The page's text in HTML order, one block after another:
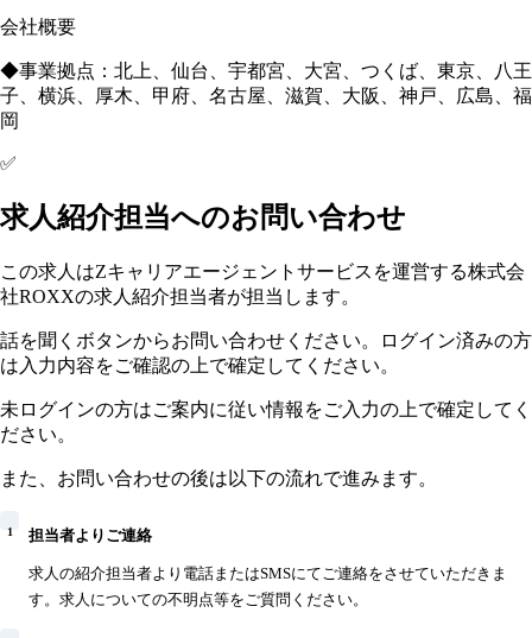
会社概要
◆事業拠点：北上、仙台、宇都宮、大宮、つくば、東京、八王
子、横浜、厚木、甲府、名古屋、滋賀、大阪、神戸、広島、福
岡
✅
求人紹介担当へのお問い合わせ
この求人はZキャリアエージェントサービスを運営する株式会
社ROXXの求人紹介担当者が担当します。
話を聞くボタンからお問い合わせください。ログイン済みの方
は入力内容をご確認の上で確定してください。
未ログインの方はご案内に従い情報をご入力の上で確定してく
ださい。
また、お問い合わせの後は以下の流れで進みます。
1 担当者よりご連絡
求人の紹介担当者より電話またはSMSにてご連絡をさせていただきま
す。求人についての不明点等をご質問ください。